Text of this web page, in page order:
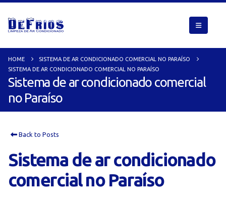
HOME
SISTEMA DE AR CONDICIONADO COMERCIAL NO PARAÍSO
SISTEMA DE AR CONDICIONADO COMERCIAL NO PARAÍSO
Sistema de ar condicionado comercial
no Paraíso
Back to Posts
Sistema de ar condicionado
comercial no Paraíso